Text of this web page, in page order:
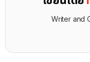
Writer and